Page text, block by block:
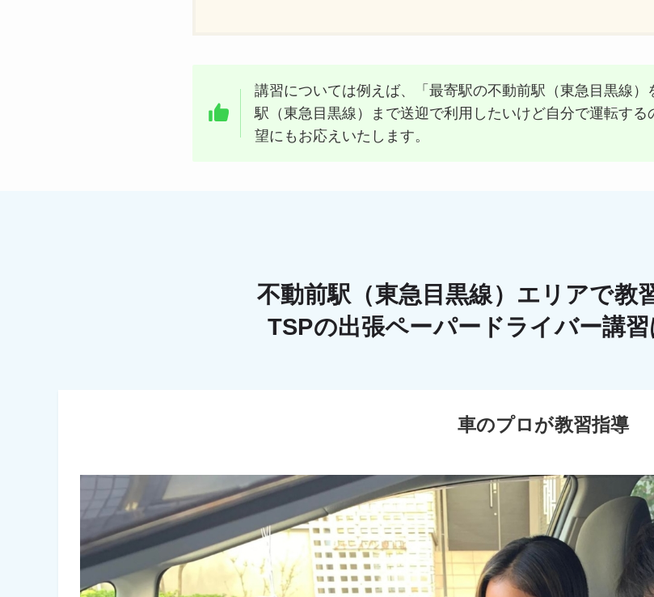
講習については例えば、「最寄駅の不動前駅（東急目黒線
駅（東急目黒線）まで送迎で利用したいけど自分で運転す
望にもお応えいたします。
不動前駅（東急目黒線）エリアで教
TSPの出張ペーパードライバー講習
車のプロが教習指導